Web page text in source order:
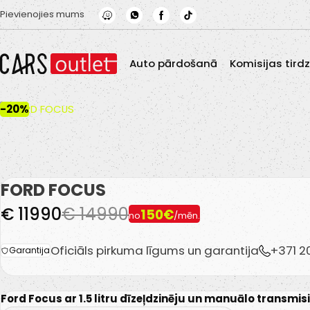
Skip to main content
Pievienojies mums
Auto pārdošanā Komisijas
-20%
FORD FOCUS
no150€/mēn.
€ 14990
€ 11990
GarantijaOficiāls pirkuma līgums un garantija +371
Ford Focus ar 1.5 litru dīzeļdzinēju un manuālo